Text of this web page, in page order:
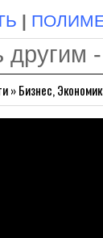
|
»Бизнес,